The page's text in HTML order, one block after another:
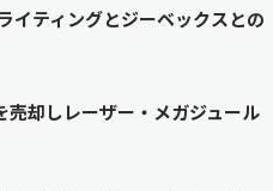
イティングとジーベックスとの
却しレーザー・メガジュール